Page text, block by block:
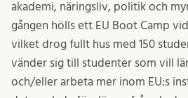
akademi, näringsliv, politik och
gången hölls ett EU Boot Camp
vilket drog fullt hus med 150
vänder sig till studenter som vill
och/eller arbeta mer inom EU:s